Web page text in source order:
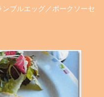
ブルエッグ／ポークソーセ